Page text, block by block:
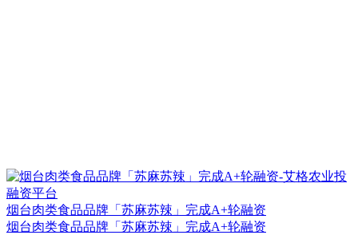
烟台肉类食品品牌「苏麻苏辣」完成A+轮融资
烟台肉类食品品牌「苏麻苏辣」完成A+轮融资